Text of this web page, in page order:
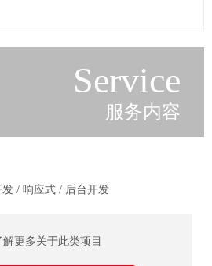
Service
服务内容
/ 响应式 / 后台开发
更多关于此类项目